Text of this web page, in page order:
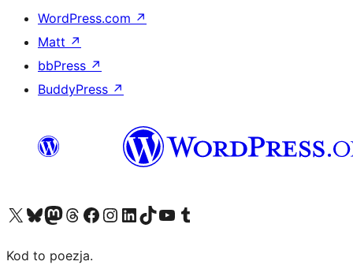
WordPress.com ↗
Matt ↗
bbPress ↗
BuddyPress ↗
Odwiedź nasze konto X (dawniej Twitter)
Odwiedź nasze konto Bluesky
Odwiedź nasze konto na Mastodoncie
Odwiedź naszego Threadsa
Odwiedź naszego Facebooka
Odwiedź nasze konto na Instagramie
Odwiedź nasze konto na LinkedIn
Odwiedź naszego TikToka
Odwiedź nasz kanał YouTube
Odwiedź naszego Tumblra
Kod to poezja.